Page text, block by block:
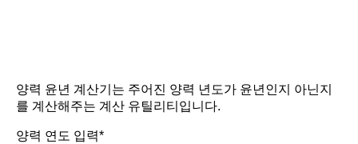
양력 윤년 계산기는 주어진 양력 년도가 윤년인지 아닌지
를 계산해주는 계산 유틸리티입니다.
양력 연도 입력*